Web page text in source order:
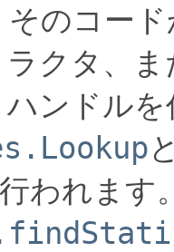
のコー
クタ、
ンドル
われます